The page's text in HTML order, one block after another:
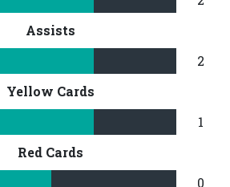
Assists
2
Yellow Cards
1
Red Cards
0